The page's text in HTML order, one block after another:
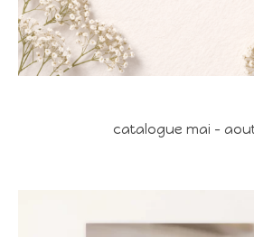
catalogue mai -